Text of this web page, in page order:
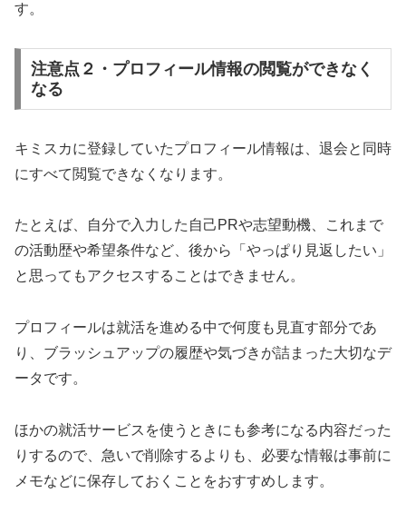
す。
注意点２・プロフィール情報の閲覧ができなく
なる
キミスカに登録していたプロフィール情報は、退会と同時
にすべて閲覧できなくなります。
たとえば、自分で入力した自己PRや志望動機、これまで
の活動歴や希望条件など、後から「やっぱり見返したい」
と思ってもアクセスすることはできません。
プロフィールは就活を進める中で何度も見直す部分であ
り、ブラッシュアップの履歴や気づきが詰まった大切なデ
ータです。
ほかの就活サービスを使うときにも参考になる内容だった
りするので、急いで削除するよりも、必要な情報は事前に
メモなどに保存しておくことをおすすめします。